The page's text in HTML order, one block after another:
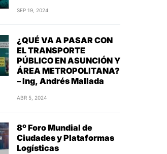
SEP 19, 2024
¿QUÉ VA A PASAR CON
EL TRANSPORTE
PÚBLICO EN ASUNCIÓN Y
ÁREA METROPOLITANA?
– Ing, Andrés Mallada
ABR 5, 2024
8º Foro Mundial de
Ciudades y Plataformas
Logísticas